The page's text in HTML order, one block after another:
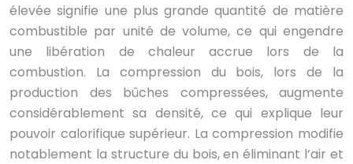
élevée signifie une plus grande quantité de matière
combustible par unité de volume, ce qui engendre
une libération de chaleur accrue lors de la
combustion. La compression du bois, lors de la
production des bûches compressées, augmente
considérablement sa densité, ce qui explique leur
pouvoir calorifique supérieur. La compression modifie
notablement la structure du bois, en éliminant l’air et